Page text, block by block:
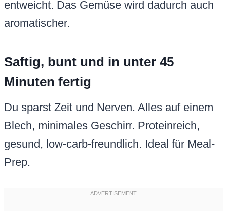
entweicht. Das Gemüse wird dadurch auch
aromatischer.
Saftig, bunt und in unter 45
Minuten fertig
Du sparst Zeit und Nerven. Alles auf einem
Blech, minimales Geschirr. Proteinreich,
gesund, low-carb-freundlich. Ideal für Meal-
Prep.